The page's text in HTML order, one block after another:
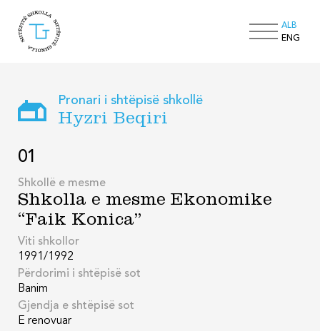
ALB
ENG
Pronari i shtëpisë shkollë
Hyzri Beqiri
01
Shkollë e mesme
Shkolla e mesme Ekonomike
“Faik Konica”
Viti shkollor
1991/1992
Përdorimi i shtëpisë sot
Banim
Gjendja e shtëpisë sot
E renovuar